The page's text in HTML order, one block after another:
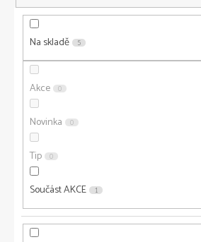
o
Na skladě 5
Akce 0
Novinka 0
Tip 0
Součást AKCE 1